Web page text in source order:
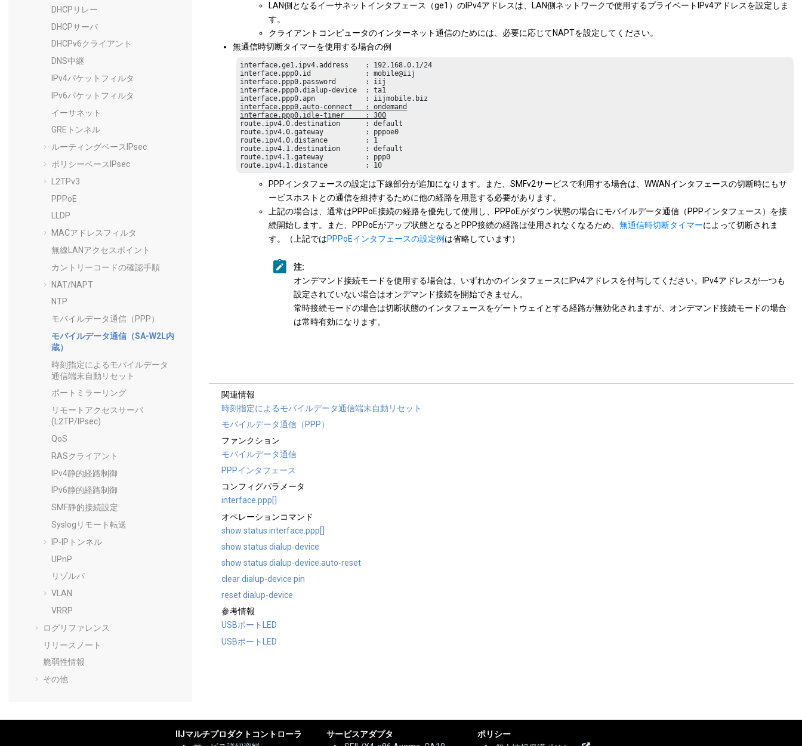
DHCPリレー
DHCPサーバ
DHCPv6クライアント
DNS中継
IPv4パケットフィルタ
IPv6パケットフィルタ
イーサネット
GREトンネル
ルーティングベースIPsec
ポリシーベースIPsec
L2TPv3
PPPoE
LLDP
MACアドレスフィルタ
無線LANアクセスポイント
カントリーコードの確認手順
NAT/NAPT
NTP
モバイルデータ通信（PPP）
モバイルデータ通信（SA-W2L内
蔵）
時刻指定によるモバイルデータ
通信端末自動リセット
ポートミラーリング
リモートアクセスサーバ
(L2TP/IPsec)
QoS
RASクライアント
IPv4静的経路制御
IPv6静的経路制御
SMF静的接続設定
Syslogリモート転送
IP-IPトンネル
UPnP
リゾルバ
VLAN
VRRP
ログリファレンス
リリースノート
脆弱性情報
その他
LAN側となるイーサネットインタフェース（ge1）のIPv4アドレスは、LAN側ネットワークで使用するプライベートIPv4アドレスを設定しま
す。
クライアントコンピュータのインターネット通信のためには、必要に応じてNAPTを設定してください。
無通信時切断タイマーを使用する場合の例
interface.ge1.ipv4.address    : 192.168.0.1/24
interface.ppp0.id             : mobile@iij
interface.ppp0.password       : iij
interface.ppp0.dialup-device  : ta1
interface.ppp0.auto-connect   : ondemand
interface.ppp0.idle-timer     : 300
route.ipv4.0.destination      : default
route.ipv4.0.gateway          : pppoe0
route.ipv4.0.distance         : 1
route.ipv4.1.destination      : default
route.ipv4.1.gateway          : ppp0
route.ipv4.1.distance         : 10
PPPインタフェースの設定は下線部分が追加になります。また、SMFv2サービスで利用する場合は、WWANインタフェースの切断時にもサ
ービスホストとの通信を維持するために他の経路を用意する必要があります。
上記の場合は、通常はPPPoE接続の経路を優先して使用し、PPPoEがダウン状態の場合にモバイルデータ通信（PPPインタフェース）を接
続開始します。また、PPPoEがアップ状態となるとPPP接続の経路は使用されなくなるため、 無通信時切断タイマーによって切断されま
す。（上記ではPPPoEインタフェースの設定例は省略しています）
注:
オンデマンド接続モードを使用する場合は、いずれかのインタフェースにIPv4アドレスを付与してください。IPv4アドレスが一つも
設定されていない場合はオンデマンド接続を開始できません。
常時接続モードの場合は切断状態のインタフェースをゲートウェイとする経路が無効化されますが、オンデマンド接続モードの場合
は常時有効になります。
関連情報
時刻指定によるモバイルデータ通信端末自動リセット
モバイルデータ通信（PPP）
ファンクション
モバイルデータ通信
PPPインタフェース
コンフィグパラメータ
interface.ppp[]
オペレーションコマンド
show status interface.ppp[]
show status dialup-device
show status dialup-device.auto-reset
clear dialup-device pin
reset dialup-device
参考情報
USBポートLED
USBポートLED
IIJマルチプロダクトコントローラ
サービスアダプタ
ポリシー